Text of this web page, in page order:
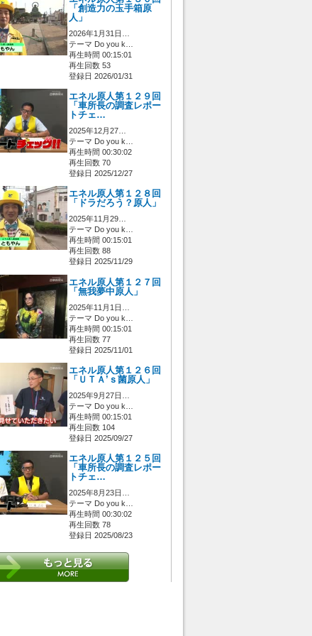
「創造力の玉手箱原
人」
2026年1月31日…
テーマ Do you k…
再生時間 00:15:01
再生回数 53
登録日 2026/01/31
エネル原人第１２９回
「車所長の調査レポー
トチェ…
2025年12月27…
テーマ Do you k…
再生時間 00:30:02
再生回数 70
登録日 2025/12/27
エネル原人第１２８回
「ドラだろう？原人」
2025年11月29…
テーマ Do you k…
再生時間 00:15:01
再生回数 88
登録日 2025/11/29
エネル原人第１２７回
「無我夢中原人」
2025年11月1日…
テーマ Do you k…
再生時間 00:15:01
再生回数 77
登録日 2025/11/01
エネル原人第１２６回
「ＵＴＡ’ｓ菌原人」
2025年9月27日…
テーマ Do you k…
再生時間 00:15:01
再生回数 104
登録日 2025/09/27
エネル原人第１２５回
「車所長の調査レポー
トチェ…
2025年8月23日…
テーマ Do you k…
再生時間 00:30:02
再生回数 78
登録日 2025/08/23